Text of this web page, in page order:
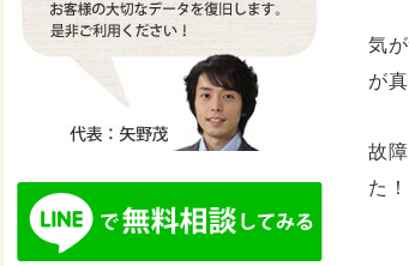
気
が
故
た！